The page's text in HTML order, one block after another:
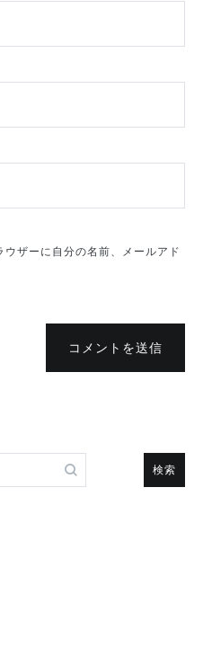
ザーに自分の名前、メールアド
コメントを送信